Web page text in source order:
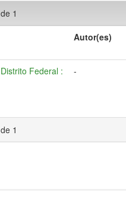
1
Autor(es)
Federal :
-
1